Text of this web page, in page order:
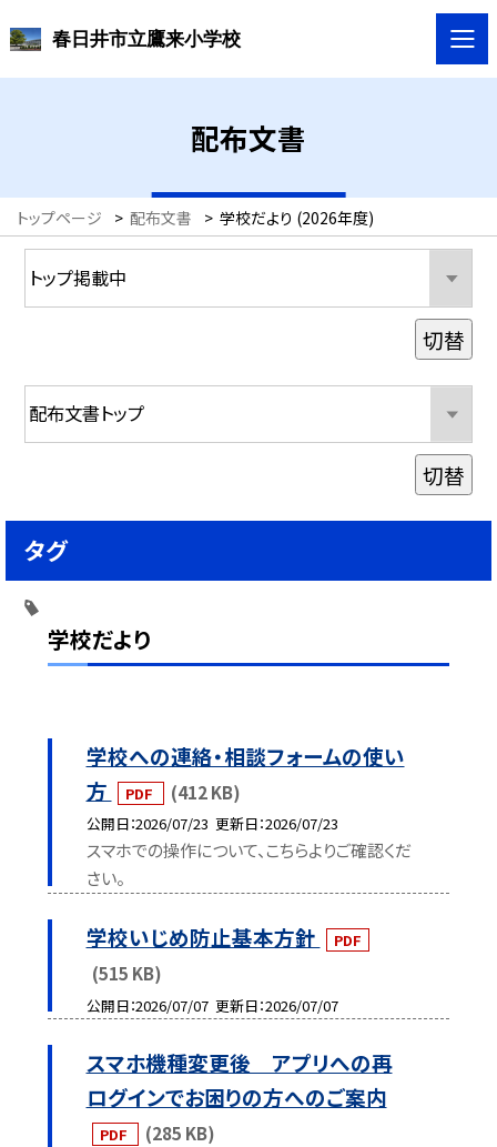
春日井市立鷹来小学校
配布文書
トップページ > 配布文書 > 学校だより (2026年度)
学校だより
学校への連絡・相談フォームの使い
方
PDF (412 KB)
公開日 2026/07/23 更新日 2026/07/23
スマホでの操作について、こちらよりご確認くだ
さい。
学校いじめ防止基本方針 PDF
(515 KB)
公開日 2026/07/07 更新日 2026/07/07
スマホ機種変更後 アプリへの再
ログインでお困りの方へのご案内
PDF (285 KB)
切替
切替
タグ